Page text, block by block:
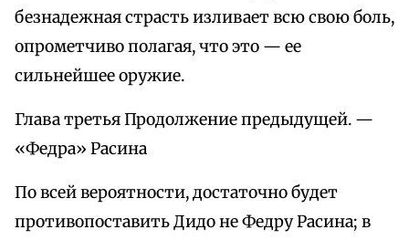
безнадежная страсть изливает всю свою боль,
опрометчиво полагая, что это — ее
сильнейшее оружие.
Глава третья Продолжение предыдущей. —
«Федра» Расина
По всей вероятности, достаточно будет
противопоставить Дидо не Федру Расина; в